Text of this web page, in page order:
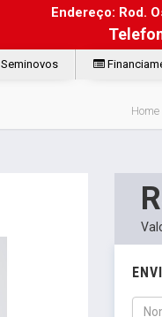
Endereço: Rod.
Seminovos
Home